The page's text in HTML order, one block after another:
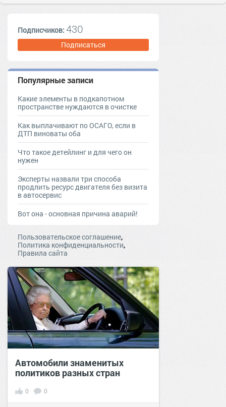
Подписчиков: 430
Подписаться
Популярные записи
Какие элементы в подкапотном
пространстве нуждаются в очистке
Как выплачивают по ОСАГО, если в
ДТП виноваты оба
Что такое детейлинг и для чего он
нужен
Эксперты назвали три способа
продлить ресурс двигателя без визита
в автосервис
Вот она - основная причина аварий!
Пользовательское соглашение,
Политика конфиденциальности,
Правила сайта
Автомобили знаменитых
политиков разных стран
0 0